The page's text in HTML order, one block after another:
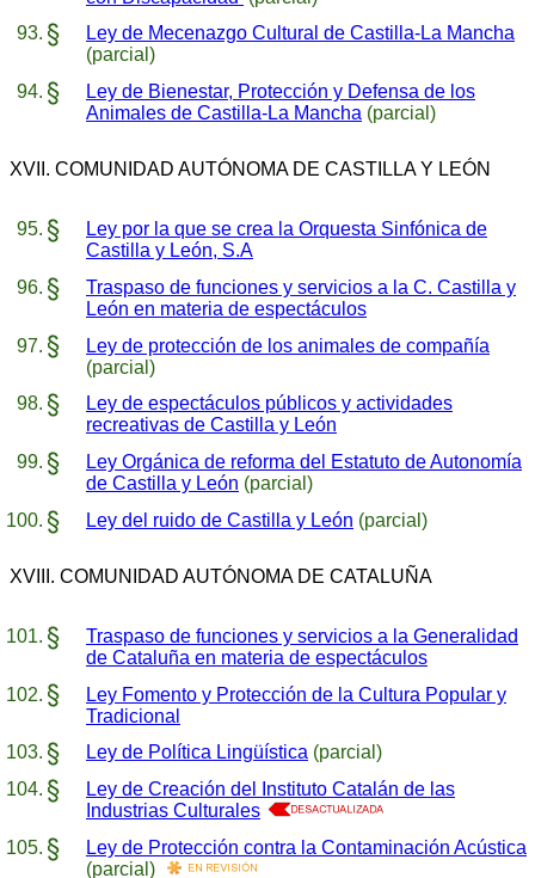
Ley de Mecenazgo Cultural de Castilla-La Mancha
(parcial)
Ley de Bienestar, Protección y Defensa de los
Animales de Castilla-La Mancha (parcial)
XVII. COMUNIDAD AUTÓNOMA DE CASTILLA Y LEÓN
Ley por la que se crea la Orquesta Sinfónica de
Castilla y León, S.A
Traspaso de funciones y servicios a la C. Castilla y
León en materia de espectáculos
Ley de protección de los animales de compañía
(parcial)
Ley de espectáculos públicos y actividades
recreativas de Castilla y León
Ley Orgánica de reforma del Estatuto de Autonomía
de Castilla y León (parcial)
Ley del ruido de Castilla y León (parcial)
XVIII. COMUNIDAD AUTÓNOMA DE CATALUÑA
Traspaso de funciones y servicios a la Generalidad
de Cataluña en materia de espectáculos
Ley Fomento y Protección de la Cultura Popular y
Tradicional
Ley de Política Lingüística (parcial)
Ley de Creación del Instituto Catalán de las
Industrias Culturales
Ley de Protección contra la Contaminación Acústica
(parcial)